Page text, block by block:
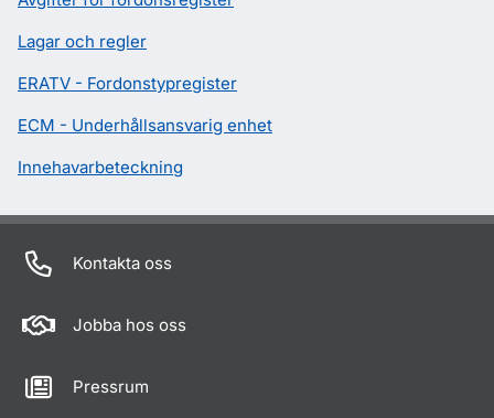
Lagar och regler
ERATV - Fordonstypregister
ECM - Underhållsansvarig enhet
Innehavarbeteckning
Kontakta oss
Jobba hos oss
Pressrum